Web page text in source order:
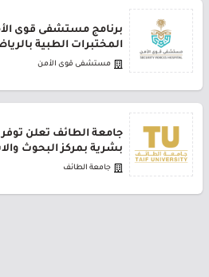
برنامج مستشفى قوى
المختبرات الطبية
مستشفى قوى الأمن
جامعة الطائف تعلن
بشرية بمركز البحوث
جامعة الطائف